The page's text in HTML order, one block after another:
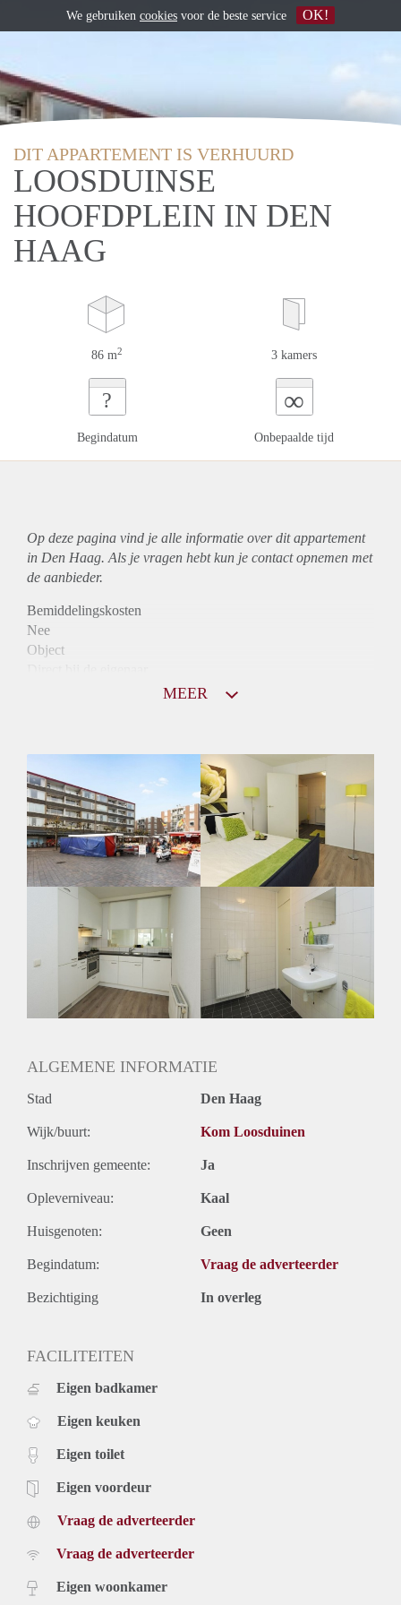
DIT APPARTEMENT IS VERHUURD
LOOSDUINSE
HOOFDPLEIN IN DEN
HAAG
86 m2 3 kamers
?
Begindatum
∞
Onbepaalde tijd
Op deze pagina vind je alle informatie over ditappartement
in Den Haag. Als je vragen hebt kun je contact opnemen met
de aanbieder.
Bemiddelingskosten
Nee
Object
Huurtoeslag
Niet mogelijk
Inkomen eis
2,9 X Maandhuur Bruto
Huurtermijn
Onbepaalde termijn
Oplevering
MEER
ALGEMENE INFORMATIE
Stad Den Haag
Wijk/buurt: Kom Loosduinen
Inschrijven gemeente: Ja
Opleverniveau: Kaal
Huisgenoten: Geen
Begindatum: Vraag de adverteerder
Bezichtiging In overleg
FACILITEITEN
Eigen badkamer
Eigen keuken
Eigen toilet
Eigen voordeur
Vraag de adverteerder
Vraag de adverteerder
Eigen woonkamer
We gebruiken cookies voor de beste service OK!